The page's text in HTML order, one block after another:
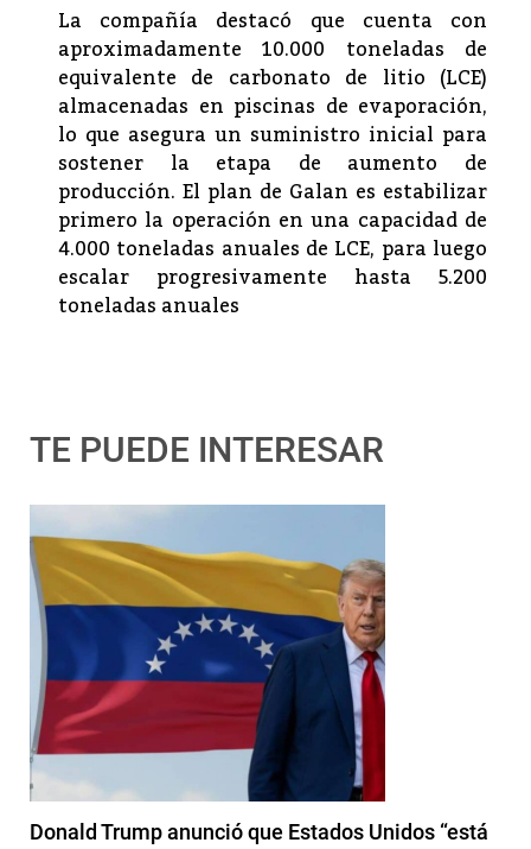
La compañía destacó que cuenta con
aproximadamente 10.000 toneladas de
equivalente de carbonato de litio (LCE)
almacenadas en piscinas de evaporación,
lo que asegura un suministro inicial para
sostener la etapa de aumento de
producción. El plan de Galan es estabilizar
primero la operación en una capacidad de
4.000 toneladas anuales de LCE, para luego
escalar progresivamente hasta 5.200
toneladas anuales
TE PUEDE INTERESAR
Donald Trump anunció que Estados Unidos “está